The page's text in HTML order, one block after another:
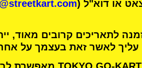
או דוא"ל (
לתאריכים קרובים מאוד,
לאשר זאת בעצמך על